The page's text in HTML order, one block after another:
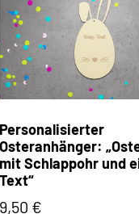
Personalisierter
Osteranhänger:
mit Schlappohr und
Text“
9,50 €